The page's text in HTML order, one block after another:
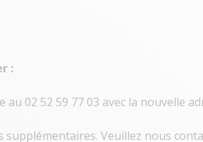
:
au 02 52 59 77 03 avec la nouvelle
Veuillez nous